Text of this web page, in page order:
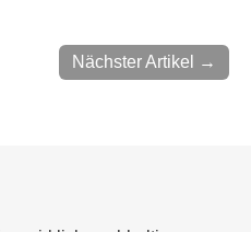
Nächster Artikel →